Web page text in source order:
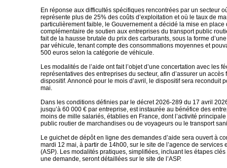
En réponse aux difficultés spécifiques rencontrées par un secteur
représente plus de 25% des coûts d’exploitation et où le taux de
particulièrement faible, le Gouvernement a décidé la mise en place
complémentaire de soutien aux entreprises du transport public
fait de la hausse brutale du prix des carburants, sous la forme
par véhicule, tenant compte des consommations moyennes et
500 euros selon la catégorie de véhicule.
Les modalités de l’aide ont fait l’objet d’une concertation avec les
représentatives des entreprises du secteur, afin d’assurer un
dispositif. Annoncé pour le mois d’avril, le dispositif sera reconduit
mai.
Dans les conditions définies par le décret 2026-289 du 17 avril
jusqu’à 60 000 € par entreprise, est instaurée au bénéfice des
moins de mille salariés, établies en France, dont l’activité
public routier de marchandises ou de voyageurs ou le transport
Le guichet de dépôt en ligne des demandes d’aide sera ouvert à
mardi 12 mai, à partir de 14h00, sur le site de l’agence de services
(ASP). Les modalités pratiques, simplifiées, incluant les étapes
une demande, seront détaillées sur le site de l’ASP.